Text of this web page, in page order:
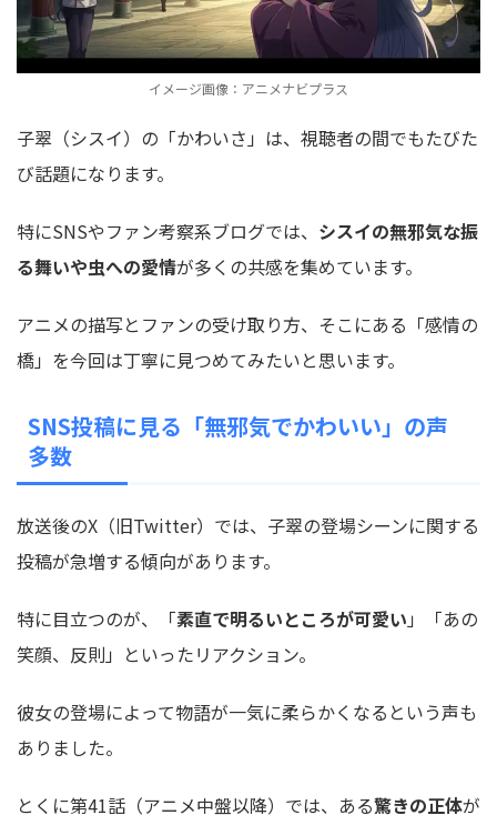
イメージ画像：アニメナビプラス
子翠（シスイ）の「かわいさ」は、視聴者の間でもたびた
び話題になります。
特にSNSやファン考察系ブログでは、 シスイの無邪気な振
る舞いや虫への愛情が多くの共感を集めています。
アニメの描写とファンの受け取り方、そこにある「感情の
橋」を今回は丁寧に見つめてみたいと思います。
SNS投稿に見る「無邪気でかわいい」の声
多数
放送後のX（旧Twitter）では、子翠の登場シーンに関する
投稿が急増する傾向があります。
特に目立つのが、「素直で明るいところが可愛い 」「あの
笑顔、反則」といったリアクション。
彼女の登場によって物語が一気に柔らかくなるという声も
ありました。
とくに第41話（アニメ中盤以降）では、ある驚きの正体が